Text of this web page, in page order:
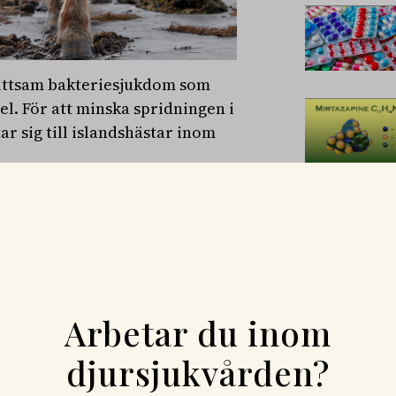
bakteriesjukdom som
För att minska spridningen i
sig till islandshästar inom
detta har vissa prover
använts – vilket
Islandshäst 2025
blir det nästan tio gånger
forskare på SVA.
den och testas därefter vid två
är en reell risk.
av andra hästar. Vi har också
Arbetar du inom
djursjukvården?